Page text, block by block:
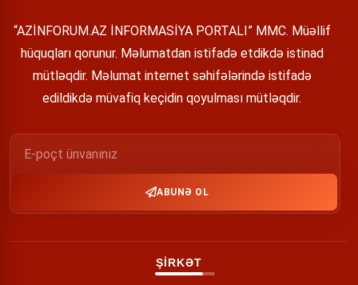
“AZİNFORUM.AZ İNFORMASİYA PORTALI” MMC. Müəllif
hüquqları qorunur. Məlumatdan istifadə etdikdə istinad
mütləqdir. Məlumat internet səhifələrində istifadə
edildikdə müvafiq keçidin qoyulması mütləqdir.
ABUNƏ OL
ŞİRKƏT